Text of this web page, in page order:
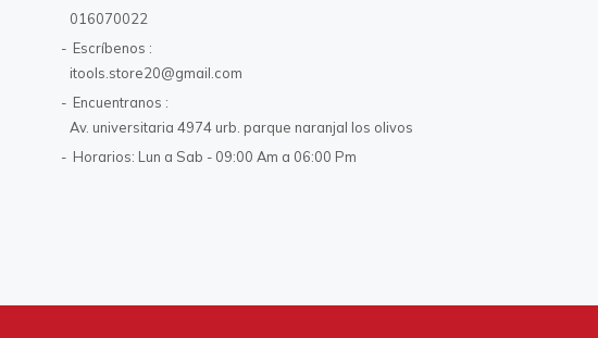
016070022
Escríbenos
itools.store20@gmail.com
Encuentranos
Av. universitaria 4974 urb. parque naranjal los olivos
Horarios: Lun a Sab - 09:00 Am a 06:00 Pm